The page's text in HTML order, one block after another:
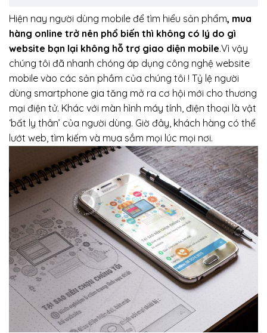
Hiện nay người dùng mobile để tìm hiểu sản phẩm, mua
hàng online trở nên phổ biến thì không có lý do gì
website bạn lại không hỗ trợ giao diện mobile.Vì vậy
chúng tôi đã nhanh chóng áp dụng công nghệ website
mobile vào các sản phầm của chúng tôi ! Tỷ lệ người
dùng smartphone gia tăng mở ra cơ hội mới cho thương
mại điện tử. Khác với màn hình máy tính, điện thoại là vật
‘bất ly thân’ của người dùng. Giờ đây, khách hàng có thể
lướt web, tìm kiếm và mua sắm mọi lúc mọi nơi.